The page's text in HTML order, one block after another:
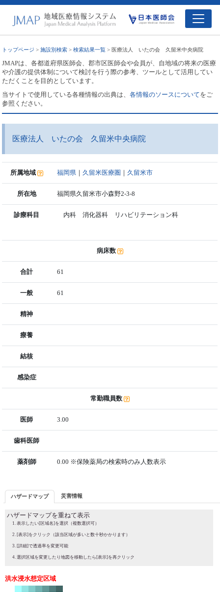
トップページ >施設別検索 >検索結果一覧 > 医療法人 いたの会 久留米中央病院
JMAPは、各都道府県医師会、郡市区医師会や会員が、自地域の将来の医療
や介護の提供体制について検討を行う際の参考、ツールとして活用してい
ただくことを目的としています。
当サイトで使用している各種情報の出典は、各情報のソースについてをご
参照ください。
医療法人 いたの会 久留米中央病院
所属地域 福岡県 ｜ 久留米医療圏 ｜ 久留米市
所在地 福岡県久留米市小森野2-3-8
診療科目 内科 消化器科 リハビリテーション科
病床数
合計 61
一般 61
精神
療養
結核
感染症
常勤職員数
医師 3.00
歯科医師
薬剤師 0.00 ※保険薬局の検索時のみ人数表示
ハザードマップ 災害情報
ハザードマップを重ねて表示
表示したい[区域名]を選択（複数選択可）
[表示]をクリック（該当区域が多いと数十秒かかります）
[詳細]で透過率を変更可能
選択区域を変更したり地図を移動したら[表示]を再クリック
洪水浸水想定区域